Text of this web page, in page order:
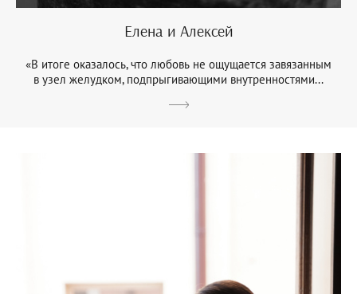
Елена и Алексей
«В итоге оказалось, что любовь не ощущается завязанным
в узел желудком, подпрыгивающими внутренностями...